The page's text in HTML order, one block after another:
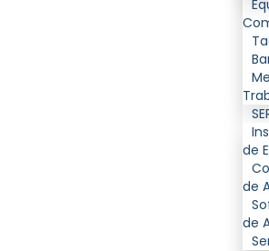
de
de
de